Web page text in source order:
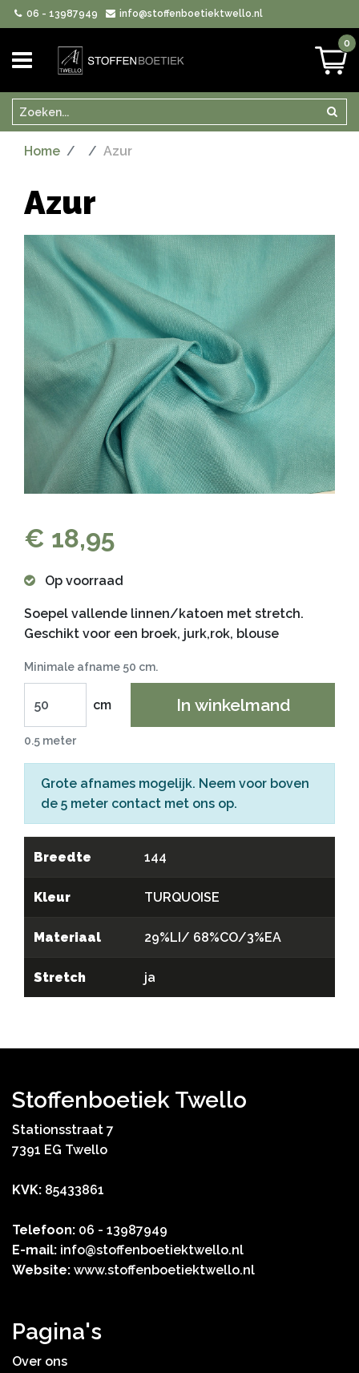
06 - 13987949 info@stoffenboetiektwello.nl
0
Zoeken
Home Azur
Azur
€ 18,95
Op voorraad
Soepel vallende linnen/katoen met stretch.
Geschikt voor een broek, jurk,rok, blouse
Minimale afname 50 cm.
cm In winkelmand
0.5 meter
Grote afnames mogelijk. Neem voor boven
de 5 meter contact met ons op.
Breedte 144
Kleur TURQUOISE
Materiaal 29%LI/ 68%CO/3%EA
Stretch ja
Stoffenboetiek Twello
Stationsstraat 7
7391 EG Twello
KVK: 85433861
Telefoon: 06 - 13987949
E-mail: info@stoffenboetiektwello.nl
Website: www.stoffenboetiektwello.nl
Pagina's
Over ons